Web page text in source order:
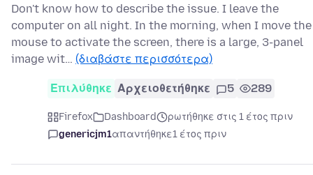
Don't know how to describe the issue. I leave the
computer on all night. In the morning, when I move the
mouse to activate the screen, there is a large, 3-panel
image wit… (διαβάστε περισσότερα)
Επιλύθηκε Αρχειοθετήθηκε 5 289
Firefox Dashboard
ρωτήθηκε στις 1 έτος πριν
genericjm1απαντήθηκε1 έτος πριν